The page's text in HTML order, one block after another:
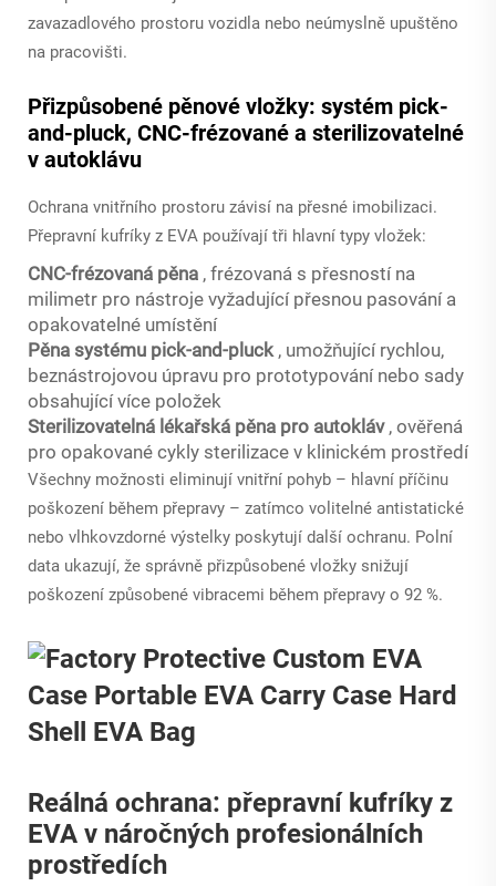
zavazadlového prostoru vozidla nebo neúmyslně upuštěno
na pracovišti.
Přizpůsobené pěnové vložky: systém pick-
and-pluck, CNC-frézované a sterilizovatelné
v autoklávu
Ochrana vnitřního prostoru závisí na přesné imobilizaci.
Přepravní kufríky z EVA používají tři hlavní typy vložek:
CNC-frézovaná pěna , frézovaná s přesností na
milimetr pro nástroje vyžadující přesnou pasování a
opakovatelné umístění
Pěna systému pick-and-pluck , umožňující rychlou,
beznástrojovou úpravu pro prototypování nebo sady
obsahující více položek
Sterilizovatelná lékařská pěna pro autokláv , ověřená
pro opakované cykly sterilizace v klinickém prostředí
Všechny možnosti eliminují vnitřní pohyb – hlavní příčinu
poškození během přepravy – zatímco volitelné antistatické
nebo vlhkovzdorné výstelky poskytují další ochranu. Polní
data ukazují, že správně přizpůsobené vložky snižují
poškození způsobené vibracemi během přepravy o 92 %.
Reálná ochrana: přepravní kufríky z
EVA v náročných profesionálních
prostředích